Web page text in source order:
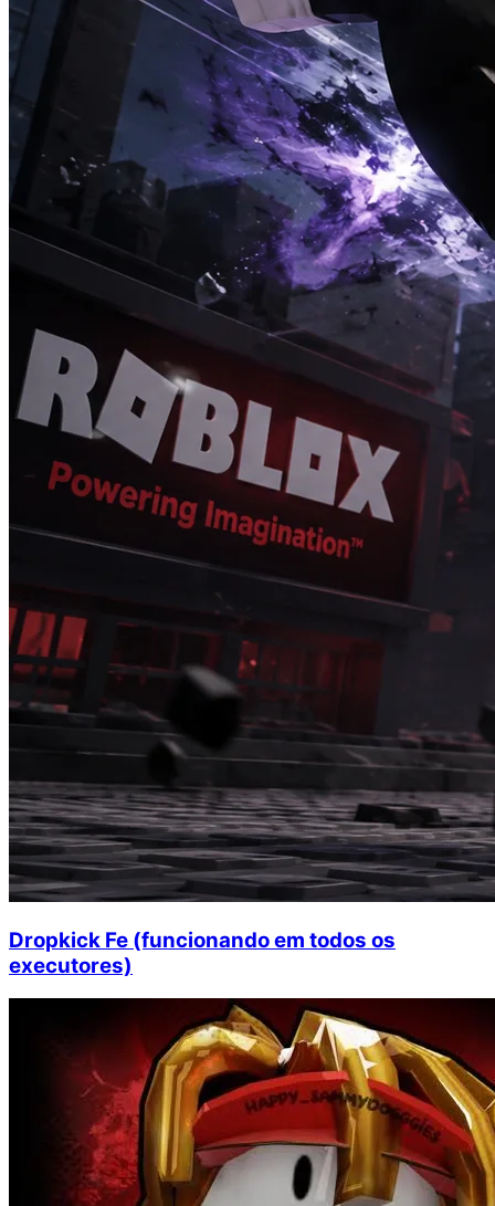
Dropkick Fe (funcionando em todos os
executores)